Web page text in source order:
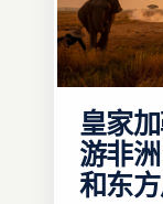
皇家
游非
和东